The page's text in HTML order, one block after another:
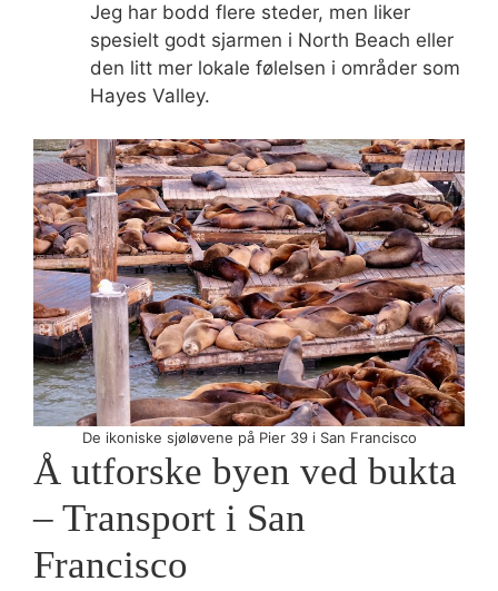
Jeg har bodd flere steder, men liker
spesielt godt sjarmen i North Beach eller
den litt mer lokale følelsen i områder som
Hayes Valley.
De ikoniske sjøløvene på Pier 39 i San Francisco
Å utforske byen ved bukta
– Transport i San
Francisco